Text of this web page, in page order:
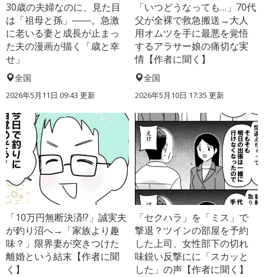
30歳の夫婦なのに、見た目
は「祖母と孫」――。急激
に老いる妻と成長が止まっ
た夫の漫画が描く「歳と幸
せ」
全国
2026年5月11日 09:43 更新
「いつどうなっても…」70代
父が全裸で救急搬送→大人
用オムツを手に最悪を覚悟
するアラサー娘の痛切な実
情【作者に聞く】
全国
2026年5月10日 17:35 更新
「10万円無断決済!?」誠実夫
が釣り沼へ→「家族より趣
味？」限界妻が突きつけた
離婚という結末【作者に聞
く】
「セクハラ」を「ミス」で
撃退？ツインの部屋を予約
した上司、女性部下の切れ
味鋭い反撃にに「スカッと
した」の声【作者に聞く】